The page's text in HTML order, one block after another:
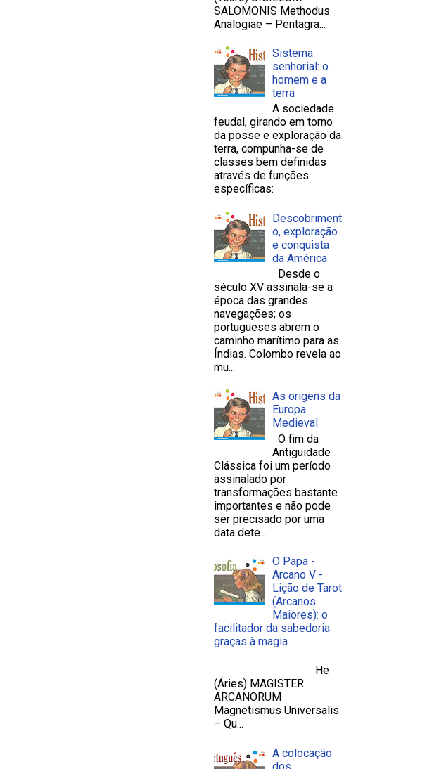
SALOMONIS Methodus
Analogiae – Pentagra...
Sistema
senhorial: o
homem e a
terra
A sociedade
feudal, girando em torno
da posse e exploração da
terra, compunha-se de
classes bem definidas
através de funções
específicas:
Descobriment
o, exploração
e conquista
da América
Desde o
século XV assinala-se a
época das grandes
navegações; os
portugueses abrem o
caminho marítimo para as
Índias. Colombo revela ao
mu...
As origens da
Europa
Medieval
O fim da
Antiguidade
Clássica foi um período
assinalado por
transformações bastante
importantes e não pode
ser precisado por uma
data dete...
O Papa -
Arcano V -
Lição de Tarot
(Arcanos
Maiores): o
facilitador da sabedoria
graças à magia
He
(Áries) MAGISTER
ARCANORUM
Magnetismus Universalis
– Qu...
A colocação
dos